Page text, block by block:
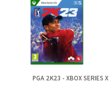
PGA 2K23 - XBOX SERIES X